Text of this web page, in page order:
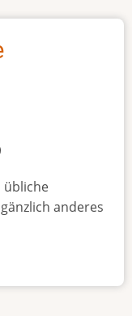
übliche
anderes